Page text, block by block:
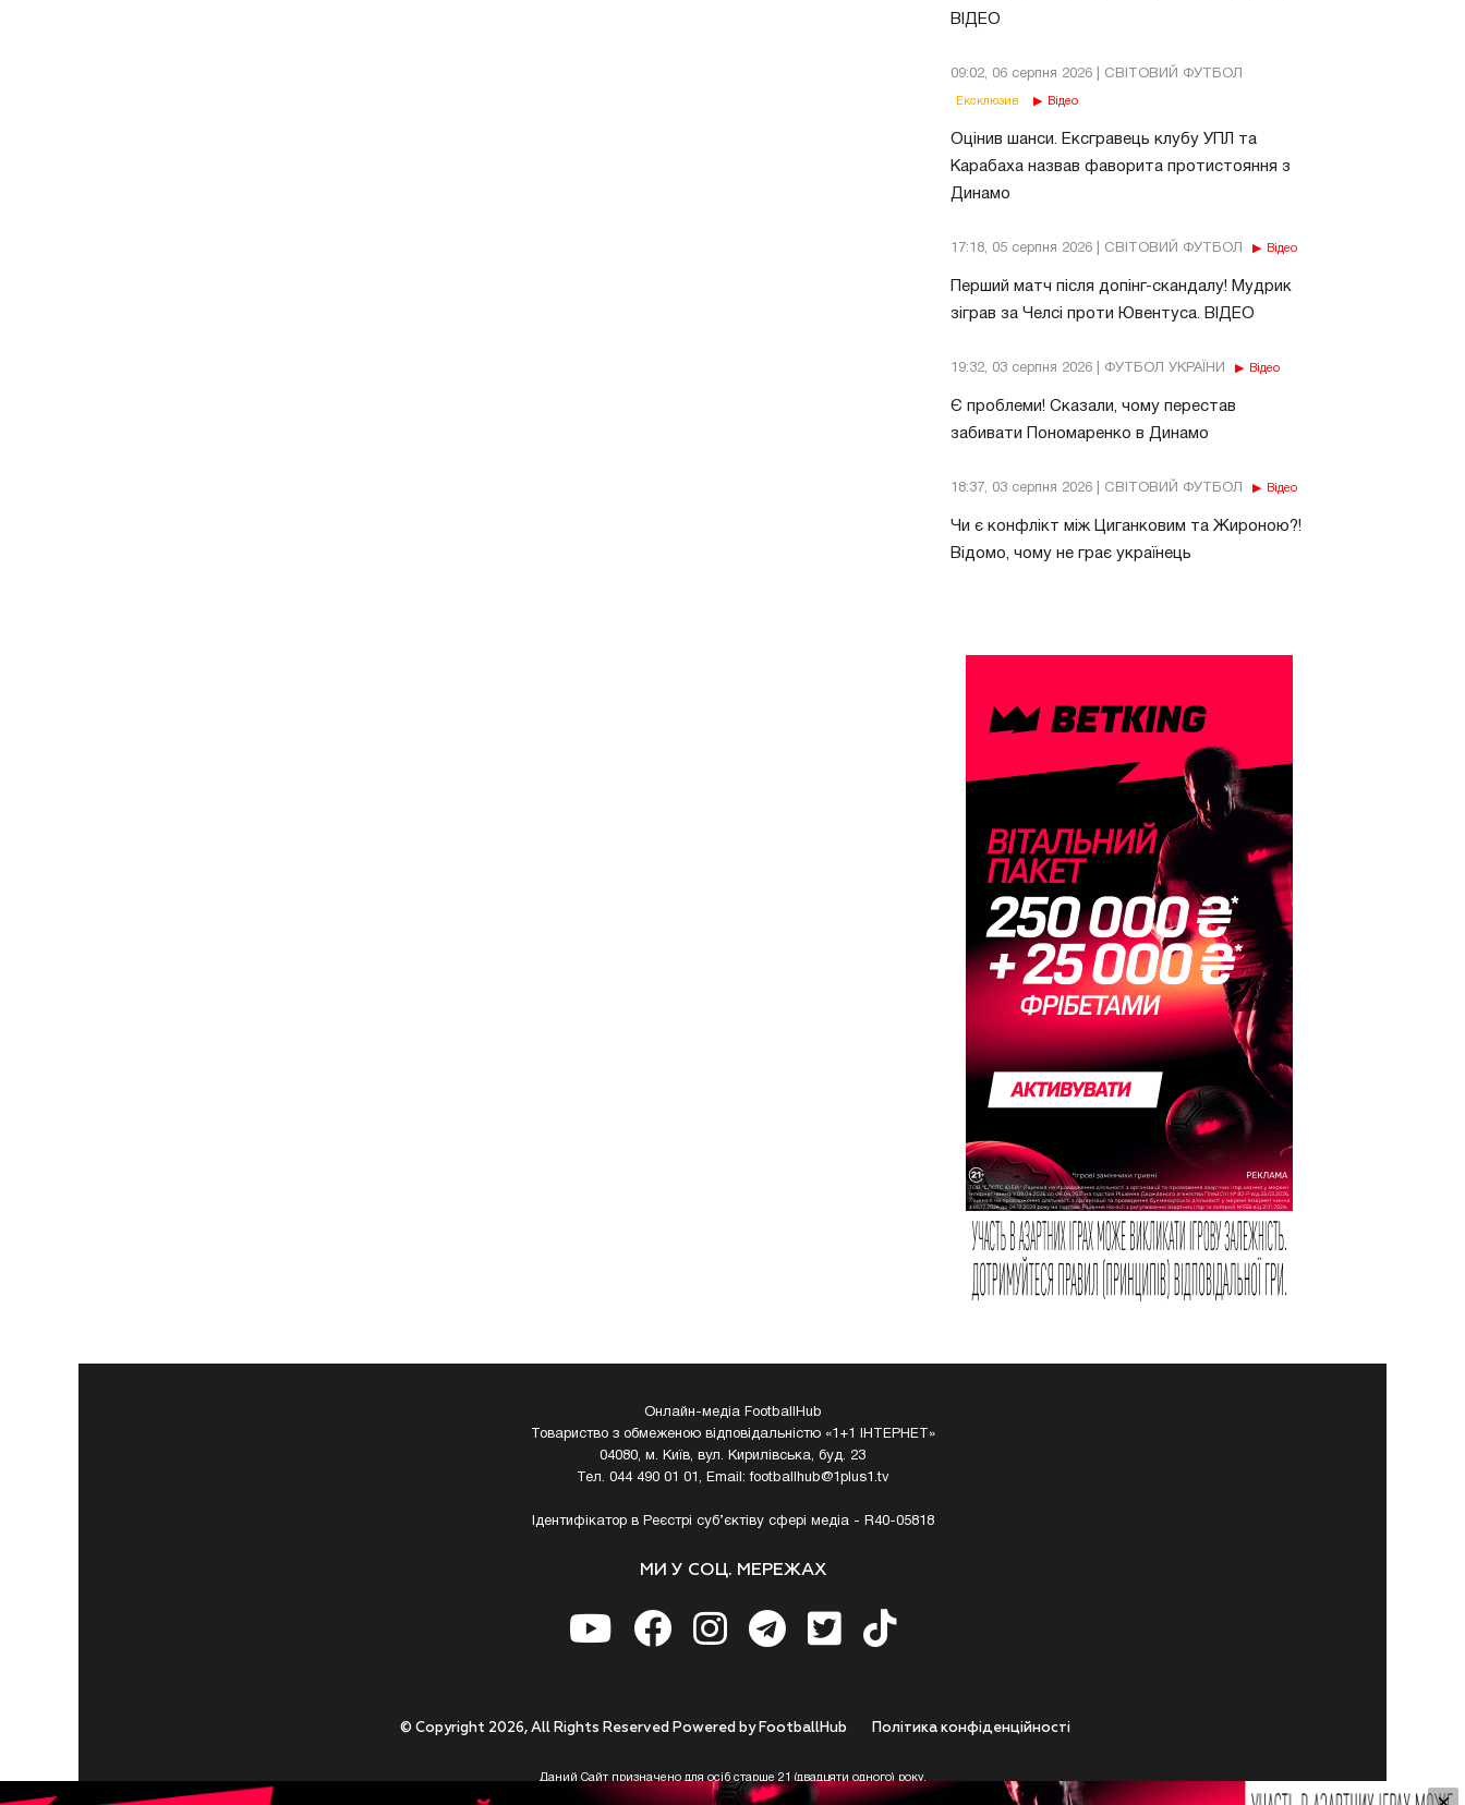
ВІДЕО
09:02, 06 серпня 2026 | СВІТОВИЙ ФУТБОЛ
Ексклюзив Відео
Оцінив шанси. Ексгравець клубу УПЛ та
Карабаха назвав фаворита протистояння з
Динамо
17:18, 05 серпня 2026 | СВІТОВИЙ ФУТБОЛ Відео
Перший матч після допінг-скандалу! Мудрик
зіграв за Челсі проти Ювентуса. ВІДЕО
19:32, 03 серпня 2026 | ФУТБОЛ УКРАЇНИ Відео
Є проблеми! Сказали, чому перестав
забивати Пономаренко в Динамо
18:37, 03 серпня 2026 | СВІТОВИЙ ФУТБОЛ Відео
Чи є конфлікт між Циганковим та Жироною?!
Відомо, чому не грає українець
Онлайн-медіа FootballHub
Товариство з обмеженою відповідальністю «1+1 ІНТЕРНЕТ»
04080, м. Київ, вул. Кирилівська, буд. 23
Тел. 044 490 01 01, Email:footballhub@1plus1.tv
Ідентифікатор в Реєстрі суб’єктіву сфері медіа - R40-05818
МИ У СОЦ. МЕРЕЖАХ
Полiтика конфiденцiйностi
© Copyright 2026, All Rights Reserved Powered by FootballHub
Даний Сайт призначено для осіб старше 21 (двадцяти одного) року.
Приступаючи до використання https://footballhub.ua, Користувач цим підтверджує, що досяг 21-річного віку.